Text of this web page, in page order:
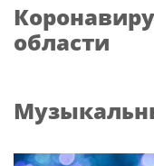
области